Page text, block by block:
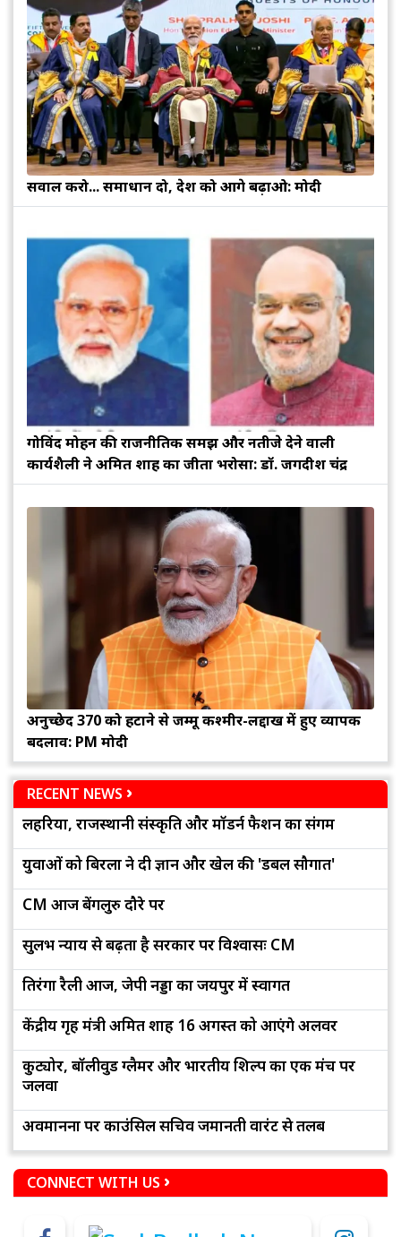
सवाल करो... समाधान दो, देश को आगे बढ़ाओ: मोदी
गोविंद मोहन की राजनीतिक समझ और नतीजे देने वाली
कार्यशैली ने अमित शाह का जीता भरोसा: डॉ. जगदीश चंद्र
अनुच्छेद 370 को हटाने से जम्मू कश्मीर-लद्दाख में हुए व्यापक
बदलाव: PM मोदी
RECENT NEWS
लहरिया, राजस्थानी संस्कृति और मॉडर्न फैशन का संगम
युवाओं को बिरला ने दी ज्ञान और खेल की 'डबल सौगात'
CM आज बेंगलुरु दौरे पर
सुलभ न्याय से बढ़ता है सरकार पर विश्वासः CM
तिरंगा रैली आज, जेपी नड्डा का जयपुर में स्वागत
केंद्रीय गृह मंत्री अमित शाह 16 अगस्त को आएंगे अलवर
कुट्योर, बॉलीवुड ग्लैमर और भारतीय शिल्प का एक मंच पर
जलवा
अवमानना पर काउंसिल सचिव जमानती वारंट से तलब
CONNECT WITH US